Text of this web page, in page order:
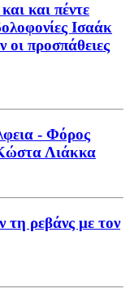
και πέντε
Ισαάκ
προσπάθειες
- Φόρος
Λιάκκα
τη ρεβάνς με τον